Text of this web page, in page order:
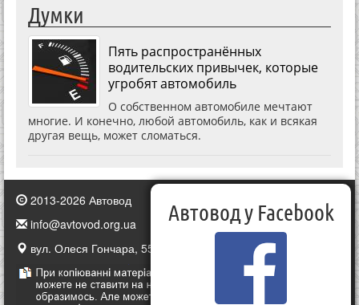
Думки
Пять распространённых
водительских привычек, которые
угробят автомобиль
О собственном автомобиле мечтают
многие. И конечно, любой автомобиль, как и всякая
другая вещь, может сломаться.
2013-2026 Автовод
info@avtovod.org.ua
вул. Олеся Гончара, 55, Київ, Україна
Автовод у Facebook